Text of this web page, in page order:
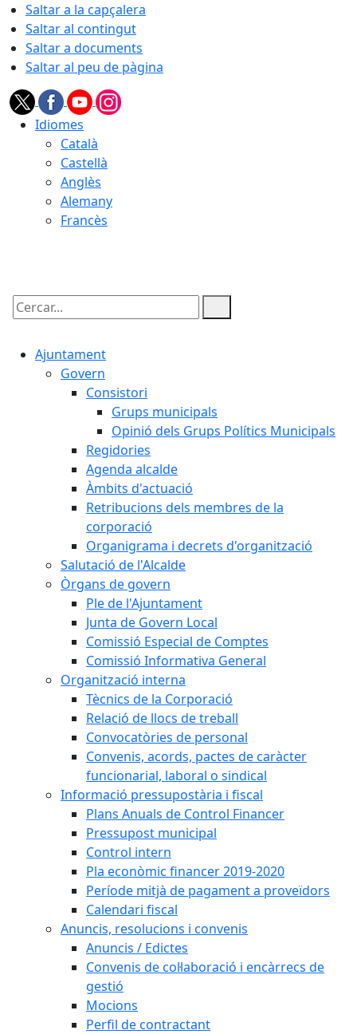
Saltar a la capçalera
Saltar al contingut
Saltar a documents
Saltar al peu de pàgina
Idiomes
Català
Castellà
Anglès
Alemany
Francès
Cercar:
Ajuntament
Govern
Consistori
Grups municipals
Opinió dels Grups Polítics Municipals
Regidories
Agenda alcalde
Àmbits d'actuació
Retribucions dels membres de la
corporació
Organigrama i decrets d'organització
Salutació de l'Alcalde
Òrgans de govern
Ple de l'Ajuntament
Junta de Govern Local
Comissió Especial de Comptes
Comissió Informativa General
Organització interna
Tècnics de la Corporació
Relació de llocs de treball
Convocatòries de personal
Convenis, acords, pactes de caràcter
funcionarial, laboral o sindical
Informació pressupostària i fiscal
Plans Anuals de Control Financer
Pressupost municipal
Control intern
Pla econòmic financer 2019-2020
Període mitjà de pagament a proveïdors
Calendari fiscal
Anuncis, resolucions i convenis
Anuncis / Edictes
Convenis de col·laboració i encàrrecs de
gestió
Mocions
Perfil de contractant